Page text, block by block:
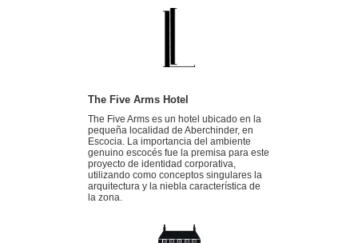
The Five Arms Hotel
The Five Arms es un hotel ubicado en la
pequeña localidad de Aberchinder, en
Escocia. La importancia del ambiente
genuino escocés fue la premisa para este
proyecto de identidad corporativa,
utilizando como conceptos singulares la
arquitectura y la niebla característica de
la zona.